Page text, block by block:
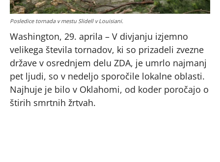
Posledice tornada v mestu Slidell v Louisiani.
Washington, 29. aprila – V divjanju izjemno
velikega števila tornadov, ki so prizadeli zvezne
države v osrednjem delu ZDA, je umrlo najmanj
pet ljudi, so v nedeljo sporočile lokalne oblasti.
Najhuje je bilo v Oklahomi, od koder poročajo o
štirih smrtnih žrtvah.